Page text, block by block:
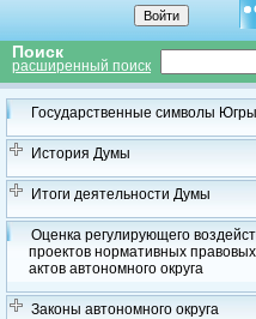
Поиск
расширенный поиск
Государственные символы Югры
История Думы
Итоги деятельности Думы
Оценка регулирующего
проектов нормативных правовых
актов автономного округа
Законы автономного округа